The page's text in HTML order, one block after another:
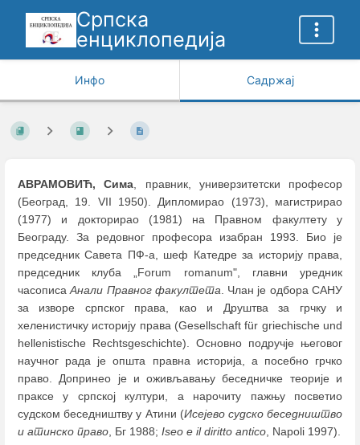
Српска
енциклопедија
Инфо Садржај
АВРАМОВИЋ, Сима, правник, универзитетски професор
(Београд, 19. VII 1950). Дипломирао (1973), магистрирао
(1977) и докторирао (1981) на Правном факултету у
Београду. За редовног професора изабран 1993. Био је
председник Савета ПФ-а, шеф Катедре за историју права,
председник клуба „Forum romanum", главни уредник
часописаАнали Правног факултета. Члан је одбора САНУ
за изворе српског права, као и Друштва за грчку и
хеленистичку историју права (Gesellschaft für griechische und
hellenistische Rechtsgeschichte). Основно подручје његовог
научног рада је општа правна историја, а посебно грчко
право. Допринео је и оживљавању беседничке теорије и
праксе у српској култури, а нарочиту пажњу посветио
судском беседништву у Атини (Исејево судско беседништво
и атинско право, Бг 1988; Iseo e il diritto antico, Napoli 1997).